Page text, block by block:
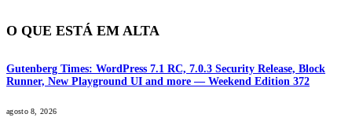
O QUE ESTÁ EM ALTA
Gutenberg Times: WordPress 7.1 RC, 7.0.3 Security Release, Block
Runner, New Playground UI and more — Weekend Edition 372
agosto 8, 2026